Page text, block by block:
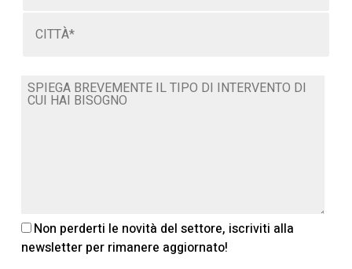
Non perderti le novità del settore, iscriviti alla
newsletter per rimanere aggiornato!